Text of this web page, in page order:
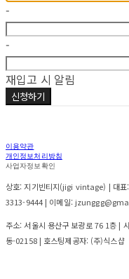
-
-
재입고 시 알림
신청하기
이용약관
개인정보처리방침
사업자정보확인
상호: 지기빈티지(jigi vintage) | 대표
3313-9444 | 이메일:
주소: 서울시 용산구 보광로 76 1층 |
동-02158| 호스팅제공자: (주)식스샵